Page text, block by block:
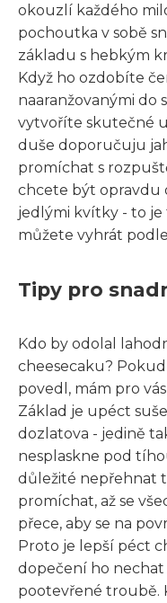
okouzlí každého
pochoutka v sobě
základu s hebkým
Když ho ozdobíte
naaranžovanými do
vytvoříte skutečné
duše doporučuju
promíchat s
chcete být opravdu
jedlými kvítky - to je
můžete vyhrát
Tipy pro
Kdo by odolal
cheesecaku?
povedl, mám pro
Základ je upéct
dozlatova - jedině
nesplaskne pod
důležité nepřehnat
promíchat, až se
přece, aby se na
Proto je lepší péct
dopečení ho
pootevřené troubě.